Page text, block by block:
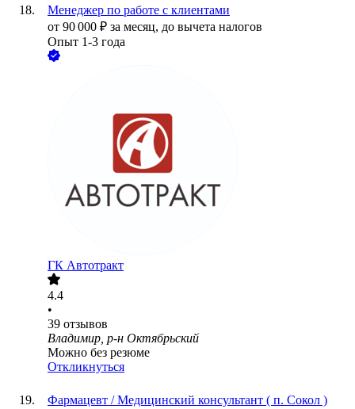
Менеджер по работе с клиентами
от 90 000 ₽ за месяц, до вычета налогов
Опыт 1-3 года
ГК Автотракт
4.4
•
39 отзывов
Владимир, р-н Октябрьский
Можно без резюме
Откликнуться
Фармацевт / Медицинский консультант ( п. Сокол )